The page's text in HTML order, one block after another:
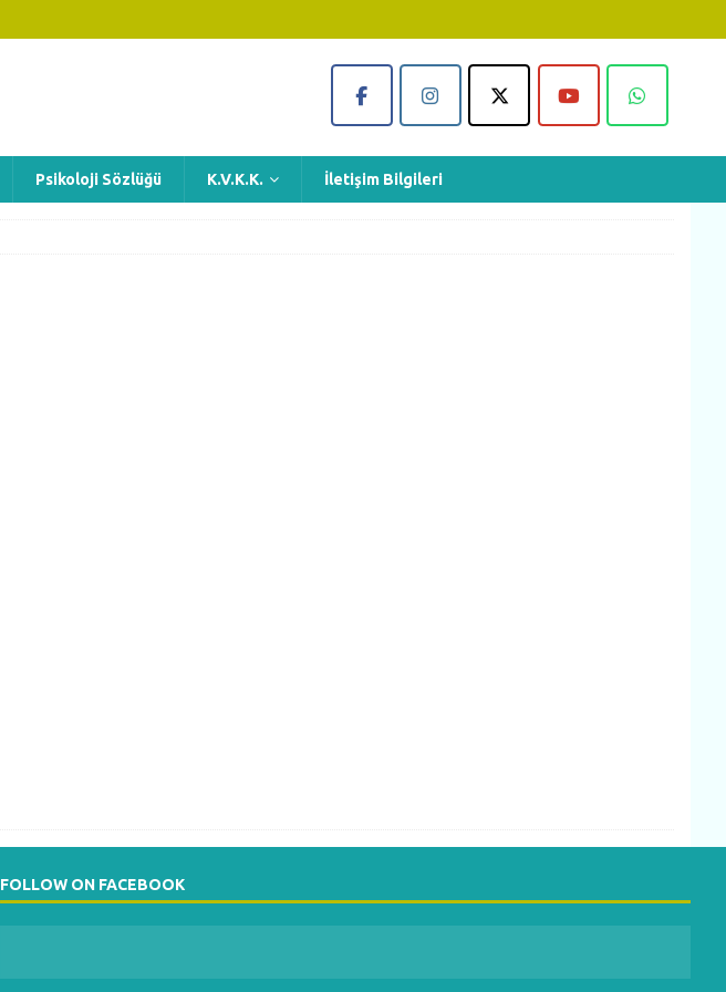
Psikoloji Sözlüğü K.V.K.K. İletişim Bilgileri
FOLLOW ON FACEBOOK